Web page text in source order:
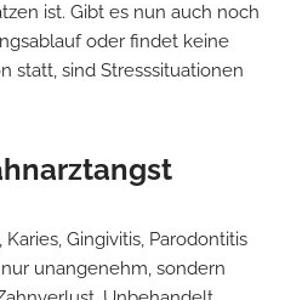
ist. Gibt es nun auch noch
oder findet keine
statt, sind Stresssituationen
Gingivitis, Parodontitis
unangenehm, sondern